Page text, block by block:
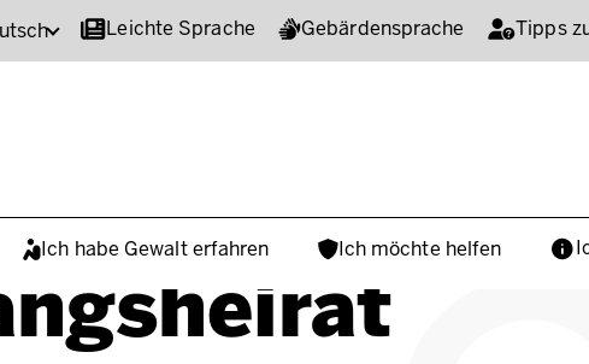
Leichte Sprache Gebärdensprache Tipps
Ich habe Gewalt erfahren Ich möchte helfen